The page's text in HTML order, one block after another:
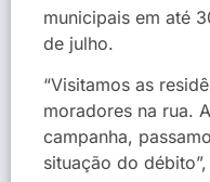
municipais em até
de julho.
“Visitamos as
moradores na rua.
campanha,
situação do